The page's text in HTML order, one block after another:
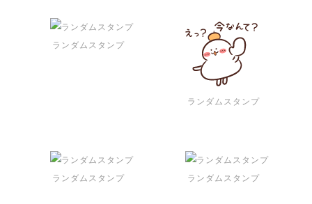
ランダムスタンプ
ランダムスタンプ
ランダムスタンプ ランダムスタンプ